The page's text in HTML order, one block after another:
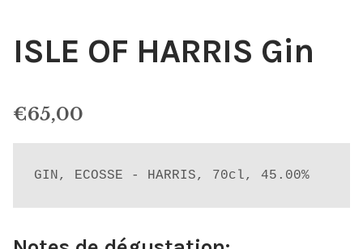
ISLE OF HARRIS Gin
€65,00
GIN, ECOSSE - HARRIS, 70cl, 45.00%